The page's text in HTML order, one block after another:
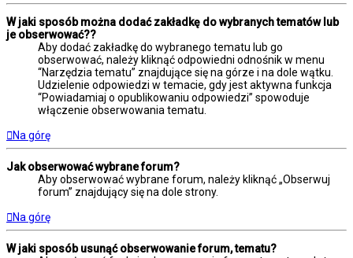
W jaki sposób można dodać zakładkę do wybranych tematów lub
je obserwować??
Aby dodać zakładkę do wybranego tematu lub go
obserwować, należy kliknąć odpowiedni odnośnik w menu
“Narzędzia tematu” znajdujące się na górze i na dole wątku.
Udzielenie odpowiedzi w temacie, gdy jest aktywna funkcja
“Powiadamiaj o opublikowaniu odpowiedzi” spowoduje
włączenie obserwowania tematu.
Na górę
Jak obserwować wybrane forum?
Aby obserwować wybrane forum, należy kliknąć „Obserwuj
forum” znajdujący się na dole strony.
Na górę
W jaki sposób usunąć obserwowanie forum, tematu?